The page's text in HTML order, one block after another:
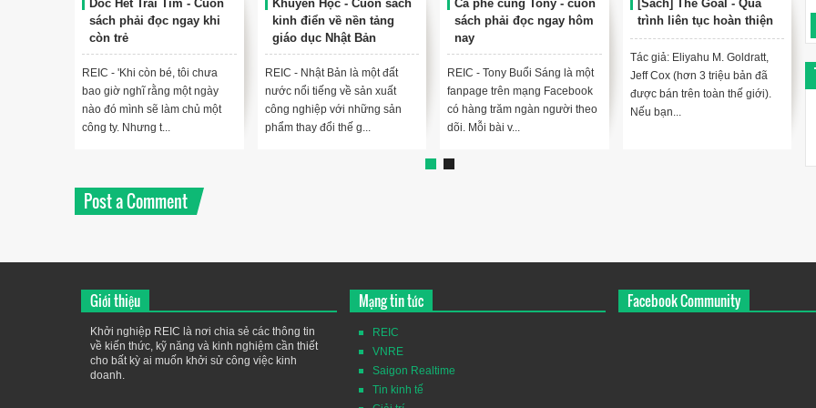
Dốc Hết Trái Tim - Cuốn
sách phải đọc ngay khi
còn trẻ
REIC - 'Khi còn bé, tôi chưa
bao giờ nghĩ rằng một ngày
nào đó mình sẽ làm chủ một
công ty. Nhưng t...
Khuyến Học - Cuốn sách
kinh điển về nền tảng
giáo dục Nhật Bản
REIC - Nhật Bản là một đất
nước nổi tiếng về sản xuất
công nghiệp với những sản
phẩm thay đổi thế g...
Cà phê cùng Tony - cuốn
sách phải đọc ngay hôm
nay
REIC - Tony Buổi Sáng là một
fanpage trên mạng Facebook
có hàng trăm ngàn người theo
dõi. Mỗi bài v...
[Sách] The Goal - Quá
trình liên tục hoàn thiện
Tác giả: Eliyahu M. Goldratt,
Jeff Cox (hơn 3 triệu bản đã
được bán trên toàn thế giới).
Nếu bạn...
Post a Comment
Giới thiệu
Khởi nghiệp REIC là nơi chia sẻ các thông tin
về kiến thức, kỹ năng và kinh nghiệm cần thiết
cho bất kỳ ai muốn khởi sử công việc kinh
doanh.
Mạng tin tức
REIC
VNRE
Saigon Realtime
Tin kinh tế
Facebook Community